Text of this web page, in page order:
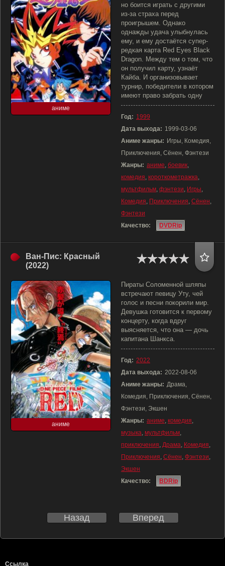
аниме
но боится играть с другими
из-за страха перед
проигрышем. Однако
однажды удача улыбнулась
ему, и ему достаётся супер-
редкая карта Red Eyes Black
Dragon. Между тем о том, что
он получил карту, узнаёт
Кайба. И организовывает
турнир, победители в котором
имеют право забрать одну
Год: 1999
Дата выхода: 1999-03-06
Аниме жанры: Игры, Комедия,
Приключения, Сёнен, Фэнтези
Жанры: аниме, боевик,
комедия, короткометражка,
мультфильм, фэнтези, Игры,
Комедия, Приключения, Сёнен,
Фэнтези
Качество:
DVDRip
Ван-Пис: Красный
(2022)
аниме
Пираты Соломенной шляпы
встречают певицу Уту, чей
голос и песни покорили мир.
Девушка готовится к первому
концерту, когда вдруг
выясняется, что она — дочь
капитана Шанкса.
Год: 2022
Дата выхода: 2022-08-06
Аниме жанры: Драма,
Комедия, Приключения, Сёнен,
Фэнтези, Экшен
Жанры: аниме, комедия,
музыка, мультфильм,
приключения, Драма, Комедия,
Приключения, Сёнен, Фэнтези,
Экшен
Качество:
BDRip
Назад Вперед
Ссылка